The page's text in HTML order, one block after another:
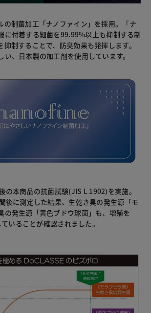
の制菌加工「ナノファイン」を採用。「ナ
に付着する細菌を99.99%以上も抑制する制
抑制することで、防臭効果も発揮します。
い、日本製の加工剤を使用しています。
の本商品の抗菌試験(JIS L 1902)を実施。
後に測定した結果、生乾き臭の発生源「モ
の発生源「黄色ブドウ球菌」も、増殖を
いることが確認されました。